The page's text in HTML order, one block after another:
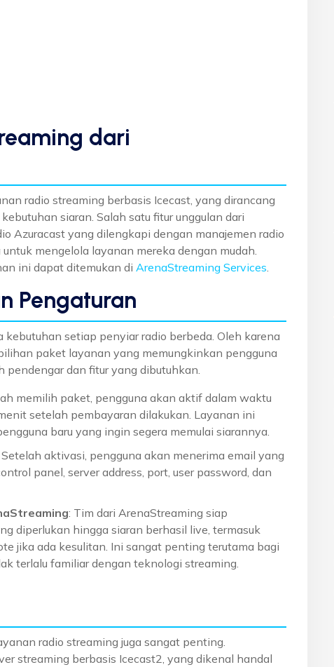
dari
radio streaming berbasis Icecast, yang dirancang
siaran. Salah satu fitur unggulan dari
Azuracast yang dilengkapi dengan manajemen radio
mengelola layanan mereka dengan mudah.
ini dapat ditemukan di ArenaStreaming Services
Pengaturan
setiap penyiar radio berbeda. Oleh karena
paket layanan yang memungkinkan pengguna
pendengar dan fitur yang dibutuhkan.
memilih paket, pengguna akan aktif dalam waktu
setelah pembayaran dilakukan. Layanan ini
baru yang ingin segera memulai siarannya.
Setelah aktivasi, pengguna akan menerima email yang
panel, server address, port, user password, dan
: Tim dari ArenaStreaming siap
diperlukan hingga siaran berhasil live, termasuk
jika ada kesulitan. Ini sangat penting terutama bagi
terlalu familiar dengan teknologi streaming.
radio streaming juga sangat penting.
streaming berbasis Icecast2, yang dikenal handal